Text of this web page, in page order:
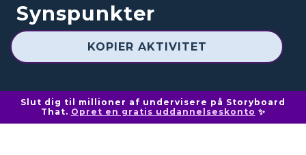
Synspunkter
KOPIER AKTIVITET
Slut dig til millioner af undervisere på Storyboard
That. Opret en gratis uddannelseskonto ✨